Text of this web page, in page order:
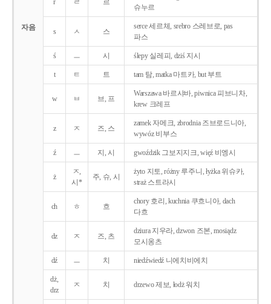
자음
r ㄹ 르
슈누르
s ㅅ 스
serce 세르체, srebro 스레브로, pas
파스
ś ㅡ 시 ślepy 실레피, dziś 지시
t ㅌ 트 tam 탐, matka 마트카, but 부트
w ㅂ 브, 프
Warszawa 바르샤바, piwnica 피브니차,
krew 크레프
z ㅈ 즈, 스
zamek 자메크, zbrodnia 즈브로드니아,
wywóz 비부스
ź ㅡ 지, 시 gwoździk 그보지지크, więź 비엥시
ż
ㅈ,
시*
주, 슈, 시
żyto 지토, różny 루주니, łyżka 위슈카,
straż 스트라시
ch ㅎ 흐
chory 호리, kuchnia 쿠흐니아, dach
다흐
dz ㅈ 즈, 츠
dziura 지우라, dzwon 즈본, mosiądz
모시옹츠
dź ㅡ 치 niedźwiedź 니에치비에치
dż,
drz
ㅈ 치 drzewo 제보, łodż 워치